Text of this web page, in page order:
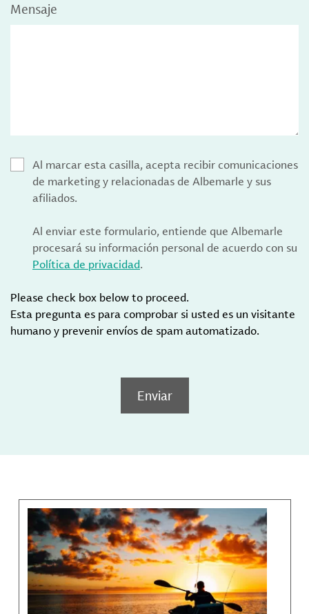
Mensaje
Al marcar esta casilla, acepta recibir comunicaciones
de marketing y relacionadas de Albemarle y sus
afiliados.
Al enviar este formulario, entiende que Albemarle
procesará su información personal de acuerdo con su
Política de privacidad.
Please check box below to proceed.
Esta pregunta es para comprobar si usted es un visitante
humano y prevenir envíos de spam automatizado.
Enviar